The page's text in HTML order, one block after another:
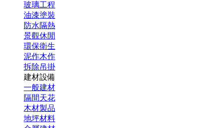
玻璃工程
油漆塗裝
防水隔熱
景觀休閒
環保衛生
泥作木作
拆除吊掛
建材設備
一般建材
隔間天花
木材製品
地坪材料